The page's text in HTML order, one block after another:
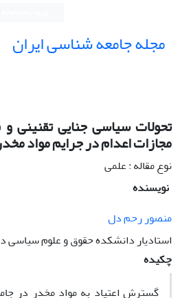
مجله جامعه شناسی ایران
تحولات سیاسی جنایی تقنینی
مجازات اعدام در جرایم مواد
نوع مقاله : علمی
نویسنده
منصور رحم دل
استادیار دانشکده حقوق و علوم سیاسی
چکیده